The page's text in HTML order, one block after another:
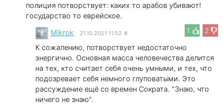
полиция потворствует: каких то арабов убивают!
государство то еврейское.
1
2
Mikrok 21.10.2021 11:52 #
К сожалению, потворствует недостаточно
энергично. Основная масса человечества делится
на тех, кто считает себя очень умными, и тех, что
подозревает себя немного глуповатыми. Это
рассуждение ещё со времен Сократа. "Знаю, что
ничего не знаю".